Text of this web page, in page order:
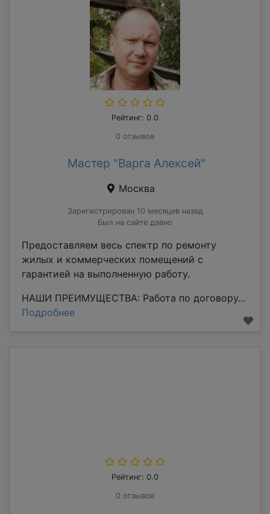
Рейтинг: 0.0
0 отзывов
Мастер "Варга Алексей"
Москва
Зарегистрирован 10 месяцев назад
Был на сайте давно
Предоставляем весь спектр по ремонту
жилых и коммерческих помещений с
гарантией на выполненную работу.
НАШИ ПРЕИМУЩЕСТВА: Работа по договору...
Подробнее
Рейтинг: 0.0
0 отзывов